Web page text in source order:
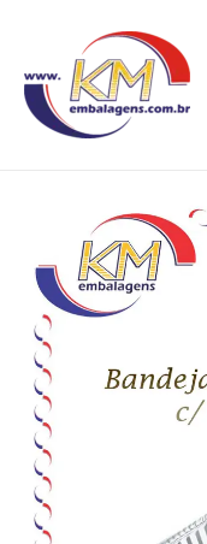
conteúdo
alumínio
retangular
c/tampa
PET
500ml
c/10
unid.
Wyda
quantidade